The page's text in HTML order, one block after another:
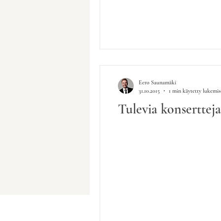
Tulevia konsertteja
Eero Saunamäki
31.10.2015
1 min käytetty